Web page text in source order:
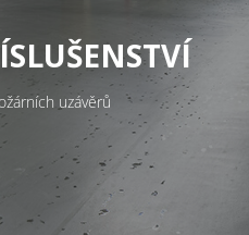
uzávěrů